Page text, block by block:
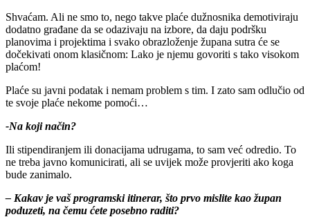
Shvaćam. Ali ne smo to, nego takve plaće dužnosnika demotiviraju
dodatno građane da se odazivaju na izbore, da daju podršku
planovima i projektima i svako obrazloženje župana sutra će se
dočekivati onom klasičnom: Lako je njemu govoriti s tako visokom
plaćom!
Plaće su javni podatak i nemam problem s tim. I zato sam odlučio od
te svoje plaće nekome pomoći…
-Na koji način?
Ili stipendiranjem ili donacijama udrugama, to sam već odredio. To
ne treba javno komunicirati, ali se uvijek može provjeriti ako koga
bude zanimalo.
– Kakav je vaš programski itinerar, što prvo mislite kao župan
poduzeti, na čemu ćete posebno raditi?